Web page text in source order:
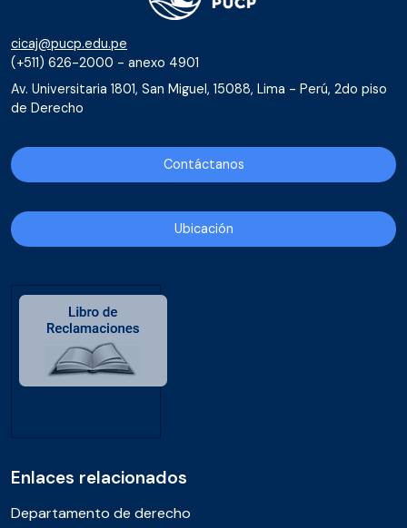
cicaj@pucp.edu.pe
(+511) 626-2000 - anexo 4901
Av. Universitaria 1801, San Miguel, 15088, Lima - Perú, 2do piso
de Derecho
Contáctanos
Ubicación
Enlaces relacionados
Departamento de derecho